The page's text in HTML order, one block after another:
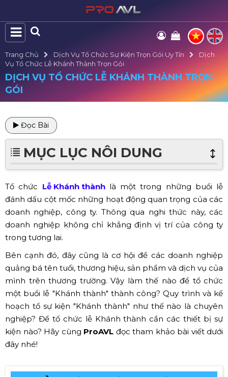
Trang Chủ Dịch Vụ Tổ Chức Sự Kiện Trọn Gói Uy Tín
Dịch
Vụ Tổ Chức Lễ Khánh Thành Trọn Gói
DỊCH VỤ TỔ CHỨC LỄ KHÁNH THÀNH TRỌN
GÓI
Đọc Bài
MỤC LỤC NÔI DUNG
Tổ chức Lễ Khánh thànhlà một trong những buổi lễ
đánh dấu cột mốc những hoạt động quan trọng của các
doanh nghiệp, công ty. Thông qua nghi thức này, các
doanh nghiệp không chỉ khẳng định vị trí của công ty
trong tương lai.
Bên cạnh đó, đây cũng là cơ hội để các doanh nghiệp
quảng bá tên tuổi, thương hiệu, sản phẩm và dịch vụ của
mình trên thương trường. Vậy làm thế nào để tổ chức
một buổi lễ "Khánh thành" thành công? Quy trình và kế
hoạch tổ sự kiện "Khánh thành" như thế nào là chuyên
nghiệp? Để tổ chức lễ Khánh thành cần các thiết bị sự
kiện nào? Hãy cùng ProAVL đọc tham khảo bài viết dưới
đây nhé!